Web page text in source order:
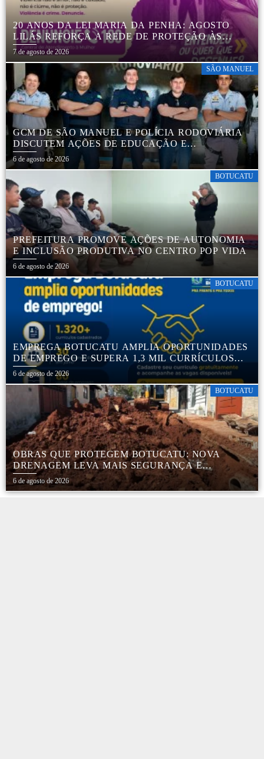
20 ANOS DA LEI MARIA DA PENHA: AGOSTO
LILÁS REFORÇA A REDE DE PROTEÇÃO ÀS
MULHERES EM BOTUCATU
7 de agosto de 2026
SÃO MANUEL
GCM DE SÃO MANUEL E POLÍCIA RODOVIÁRIA
DISCUTEM AÇÕES DE EDUCAÇÃO E
SEGURANÇA NO TRÂNSITO
6 de agosto de 2026
BOTUCATU
PREFEITURA PROMOVE AÇÕES DE AUTONOMIA
E INCLUSÃO PRODUTIVA NO CENTRO POP VIDA
6 de agosto de 2026
BOTUCATU
EMPREGA BOTUCATU AMPLIA OPORTUNIDADES
DE EMPREGO E SUPERA 1,3 MIL CURRÍCULOS
CADASTRADOS
6 de agosto de 2026
BOTUCATU
OBRAS QUE PROTEGEM BOTUCATU: NOVA
DRENAGEM LEVA MAIS SEGURANÇA E
TRANQUILIDADE AOS MORADORES DA COHAB
5
6 de agosto de 2026